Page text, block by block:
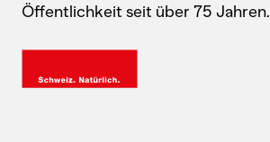
Öffentlichkeit seit über 75 Jahren.